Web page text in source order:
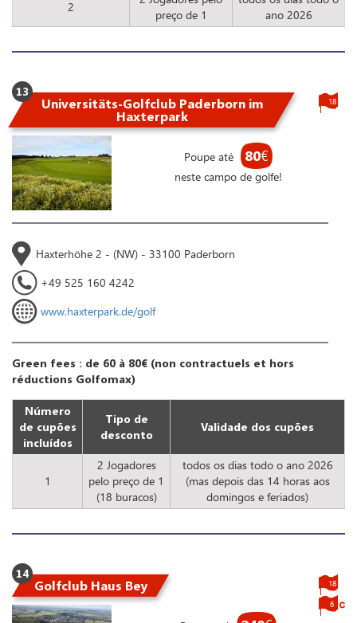
2
preço de 1
ano 2026
13
Universitäts-Golfclub Paderborn im
Haxterpark
Poupe até 80€
neste campo de golfe!
18
Haxterhöhe 2 - (NW) - 33100 Paderborn
+49 525 160 4242
www.haxterpark.de/golf
Green fees : de 60 à 80€ (non contractuels et hors
réductions Golfomax)
Número
de cupões
incluídos
Tipo de
desconto
Validade dos cupões
1
2 Jogadores
pelo preço de 1
(18 buracos)
todos os dias todo o ano 2026
(mas depois das 14 horas aos
domingos e feriados)
14
Golfclub Haus Bey
18
6